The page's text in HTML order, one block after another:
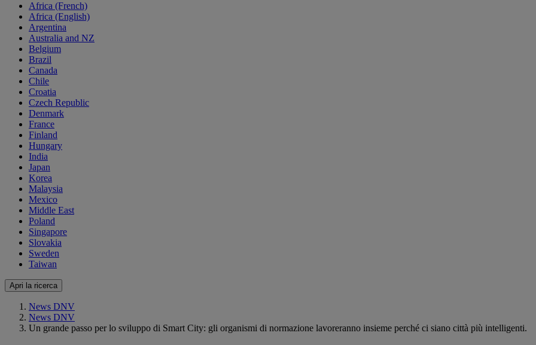
Africa (French)
Africa (English)
Argentina
Australia and NZ
Belgium
Brazil
Canada
Chile
Croatia
Czech Republic
Denmark
France
Finland
Hungary
India
Japan
Korea
Malaysia
Mexico
Middle East
Poland
Singapore
Slovakia
Sweden
Taiwan
Apri la ricerca
News DNV
News DNV
Un grande passo per lo sviluppo di Smart City: gli organismi di normazione lavoreranno insieme perché ci siano città più intelligenti.